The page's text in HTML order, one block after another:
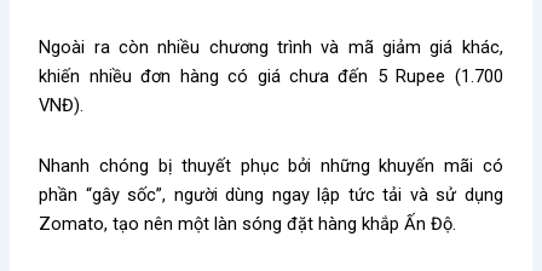
Ngoài ra còn nhiều chương trình và mã giảm giá khác,
khiến nhiều đơn hàng có giá chưa đến 5 Rupee (1.700
VNĐ).
Nhanh chóng bị thuyết phục bởi những khuyến mãi có
phần “gây sốc”, người dùng ngay lập tức tải và sử dụng
Zomato, tạo nên một làn sóng đặt hàng khắp Ấn Độ.